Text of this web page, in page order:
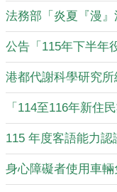
港都代謝科學研究
「114至116年新住
115 年度客語能力
身心障礙者使用車